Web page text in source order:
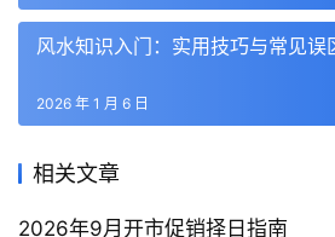
风水知识入门：实用技巧与常见误
2026 年 1 月 6 日
相关文章
2026年9月开市促销择日指南